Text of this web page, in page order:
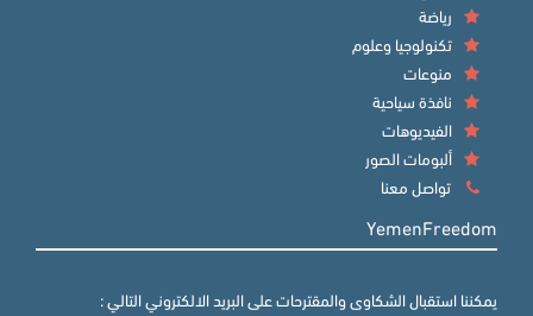
رياضة
تكنولوجيا وعلوم
منوعات
نافذة سياحية
الفيديوهات
ألبومات الصور
تواصل معنا
YemenFreedom
يمكننا استقبال الشكاوى والمقترحات على البريد الالكتروني التالي :